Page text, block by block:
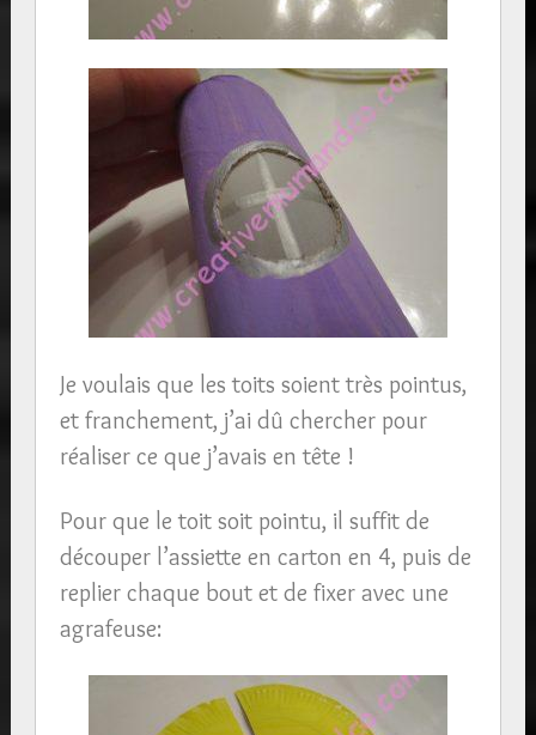
Je voulais que les toits soient très pointus,
et franchement, j’ai dû chercher pour
réaliser ce que j’avais en tête !
Pour que le toit soit pointu, il suffit de
découper l’assiette en carton en 4, puis de
replier chaque bout et de fixer avec une
agrafeuse: